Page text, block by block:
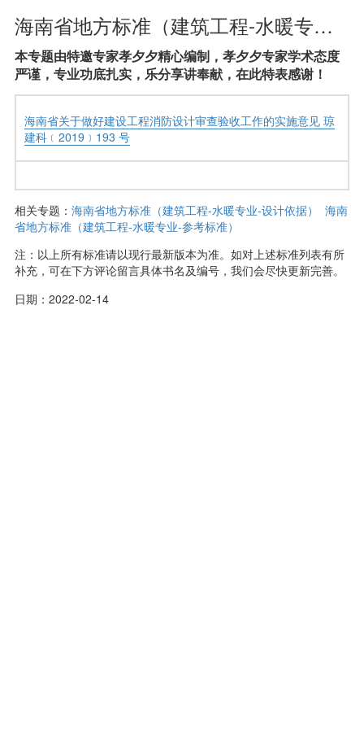
海南省地方标准（建筑工程-水暖专业-失效标准）
本专题由特邀专家孝夕夕精心编制，孝夕夕专家学术态度
严谨，专业功底扎实，乐分享讲奉献，在此特表感谢！
海南省关于做好建设工程消防设计审查验收工作的实施意见 琼
建科﹝2019﹞193 号
相关专题： 海南省地方标准（建筑工程-水暖专业-设计依据）
海南
省地方标准（建筑工程-水暖专业-参考标准）
注：以上所有标准请以现行最新版本为准。如对上述标准列表有所
补充，可在下方评论留言具体书名及编号，我们会尽快更新完善。
日期：2022-02-14